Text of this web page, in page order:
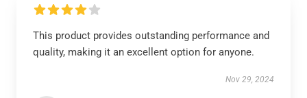
This product provides outstanding performance and
quality, making it an excellent option for anyone.
Nov 29, 2024